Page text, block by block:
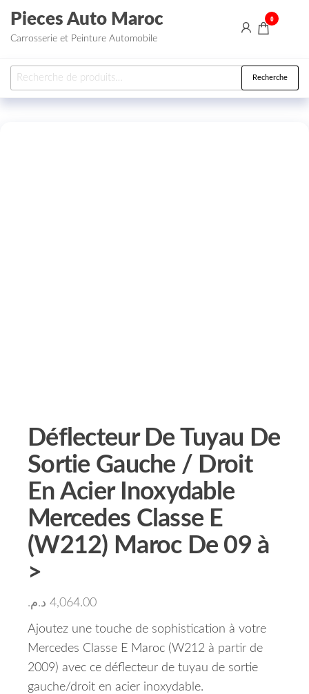
Aller au contenu
Pieces Auto Maroc
Carrosserie et Peinture Automobile
0
Recherche pour : Recherche
Déflecteur De Tuyau De
Sortie Gauche / Droit
En Acier Inoxydable
Mercedes Classe E
(W212) Maroc De 09 à
>
4,064.00 د.م.
Ajoutez une touche de sophistication à votre
Mercedes Classe E Maroc (W212 à partir de
2009) avec ce déflecteur de tuyau de sortie
gauche/droit en acier inoxydable.